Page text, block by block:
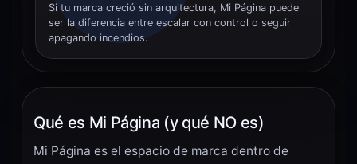
Si tu marca creció sin arquitectura, Mi Página puede
ser la diferencia entre escalar con control o seguir
apagando incendios.
Qué es Mi Página (y qué NO es)
Mi Página es el espacio de marca dentro de